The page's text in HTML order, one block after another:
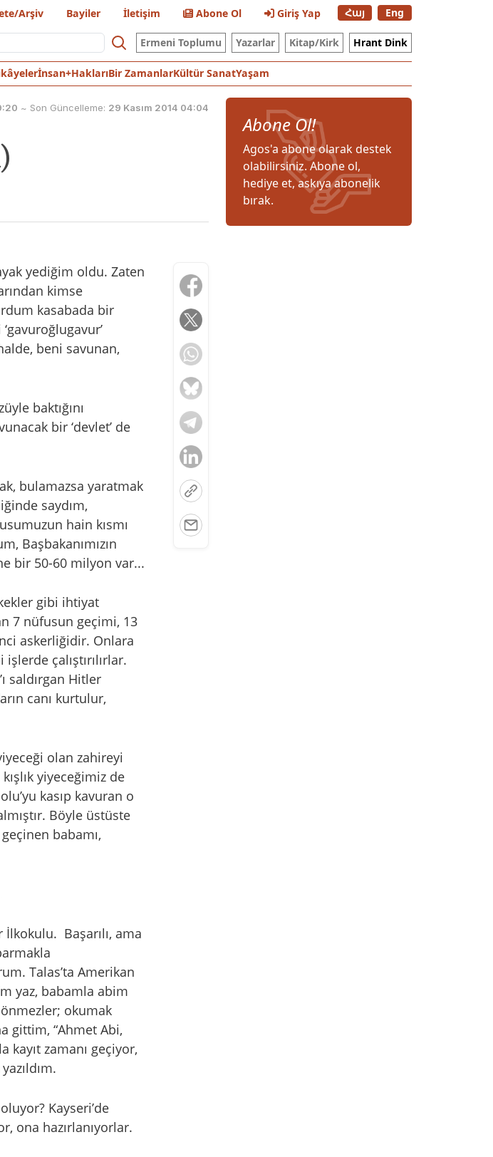
Arşiv Bayiler İletişim Abone Ol Giriş Yap Հայ Eng
Ermeni Toplumu Yazarlar Kitap/Kirk Hrant Dink
İnsan+HaklarıBir ZamanlarKültür SanatYaşam
~ Son Güncelleme: 29 Kasım 2014 04:04
yediğim oldu. Zaten
kimse
kasabada bir
beni savunan,
baktığını
bir ‘devlet’ de
bulamazsa yaratmak
saydım,
hain kısmı
Başbakanımızın
bir 50-60 milyon var...
gibi ihtiyat
7 nüfusun geçimi, 13
askerliğidir. Onlara
çalıştırılırlar.
saldırgan Hitler
canı kurtulur,
olan zahireyi
yiyeceğimiz de
kasıp kavuran o
Böyle üstüste
babamı,
Başarılı, ama
Talas’ta Amerikan
yaz, babamla abim
okumak
gittim, “Ahmet Abi,
zamanı geçiyor,
Kayseri’de
ona hazırlanıyorlar.
Abone Ol!
Agos'a abone olarak destek
olabilirsiniz. Abone ol,
hediye et, askıya abonelik
bırak.